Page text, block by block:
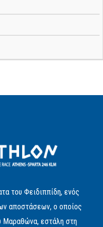
του Φειδιππίδη, ενός
αποστάσεων, ο οποίος
Μαραθώνα, εστάλη στη